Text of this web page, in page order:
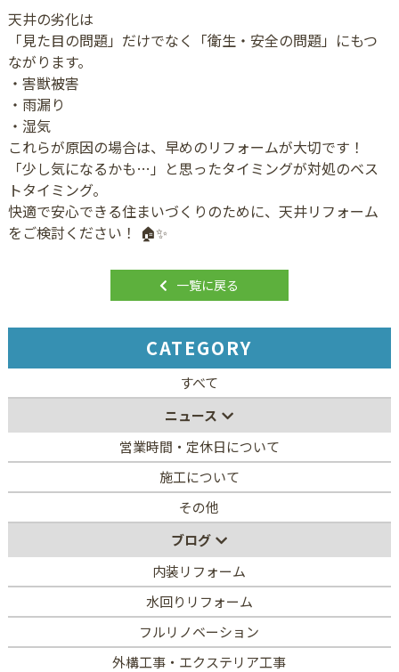
天井の劣化は
「見た目の問題」だけでなく「衛生・安全の問題」にもつ
ながります。
・害獣被害
・雨漏り
・湿気
これらが原因の場合は、早めのリフォームが大切です！
「少し気になるかも…」と思ったタイミングが対処のベス
トタイミング。
快適で安心できる住まいづくりのために、天井リフォーム
をご検討ください！ 🏠✨
一覧に戻る
CATEGORY
すべて
ニュース
営業時間・定休日について
施工について
その他
ブログ
内装リフォーム
水回りリフォーム
フルリノベーション
外構工事・エクステリア工事